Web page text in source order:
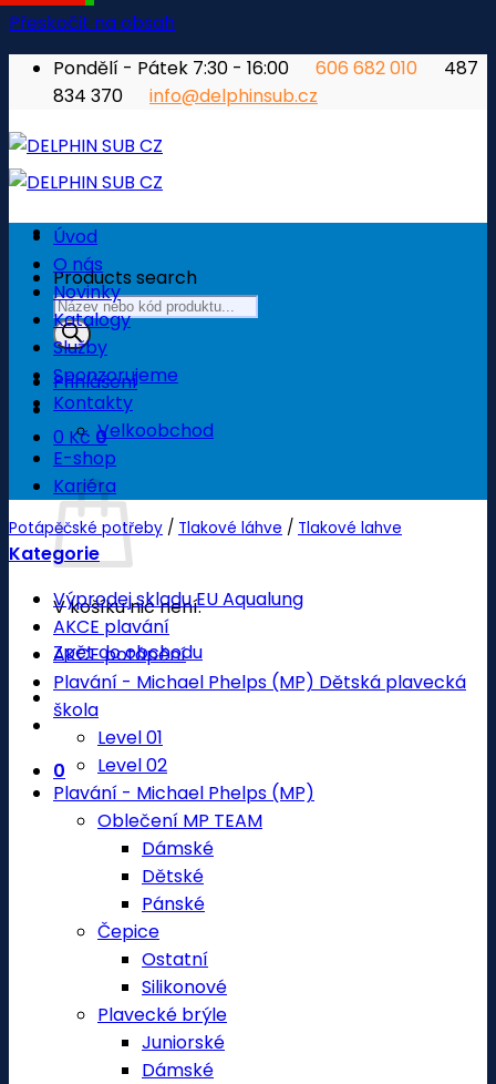
Přeskočit na obsah
Pondělí - Pátek 7:30 - 16:00
606 682 010
487
834 370
info@delphinsub.cz
Products search
Přihlášení
0 Kč 0
Košík
V košíku nic není.
Zpět do obchodu
0
Úvod
O nás
Novinky
Katalogy
Služby
Sponzorujeme
Kontakty
Velkoobchod
E-shop
Kariéra
Potápěčské potřeby / Tlakové láhve / Tlakové lahve
Kategorie
Výprodej skladu EU Aqualung
AKCE plavání
AKCE potápění
Plavání - Michael Phelps (MP) Dětská plavecká
škola
Level 01
Level 02
Plavání - Michael Phelps (MP)
Oblečení MP TEAM
Dámské
Dětské
Pánské
Čepice
Ostatní
Silikonové
Plavecké brýle
Juniorské
Dámské